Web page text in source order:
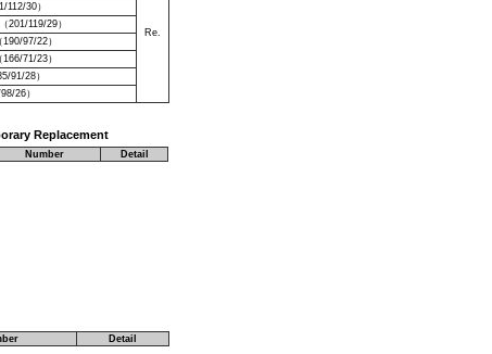
Re.
112/30）
201/119/29）
97/22）
71/23）
91/28）
26）
Replacement
Number Detail
Detail